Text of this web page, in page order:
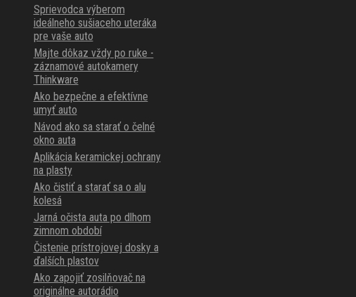
Sprievodca výberom
ideálneho sušiaceho uteráka
pre vaše auto
Majte dôkaz vždy po ruke -
záznamové autokamery
Thinkware
Ako bezpečne a efektívne
umyť auto
Návod ako sa starať o čelné
okno auta
Aplikácia keramickej ochrany
na plasty
Ako čistiť a starať sa o alu
kolesá
Jarná očista auta po dlhom
zimnom období
Čistenie prístrojovej dosky a
ďalších plastov
Ako zapojiť zosilňovač na
originálne autorádio